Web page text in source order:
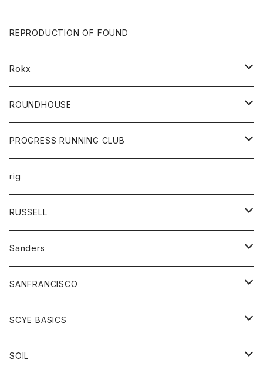
帽子
靴
バック
トップス
カットソー
カーディガン
ニット
ベスト
ボトムス
ショートパンツ
パンツ
レディース
カットソー
コート
ボトム
ワンピース
財布
バック
パンツ
ショートパンツ
REPRODUCTION OF FOUND
Rokx
ボトム
ROUNDHOUSE
エプロン
キッズ
オーバーオール
ボトム
ペインターパンツ
PROGRESS RUNNING CLUB
トップス
Tシャツ
グッズ
帽子
rig
RUSSELL
アウター
コート
パーカー
スカート
Tシャツ
トップス
Sanders
グッズ
靴
SANFRANCISCO
アウター
カーディガン
グッズ
SCYE BASICS
ボトム
SOIL